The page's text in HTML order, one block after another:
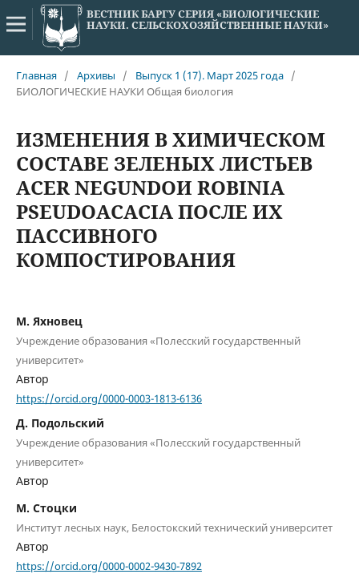
ВЕСТНИК БАРГУ СЕРИЯ «БИОЛОГИЧЕСКИЕ
НАУКИ. СЕЛЬСКОХОЗЯЙСТВЕННЫЕ НАУКИ»
Главная / Архивы / Выпуск 1 (17). Март 2025 года /
БИОЛОГИЧЕСКИЕ НАУКИ Общая биология
ИЗМЕНЕНИЯ В ХИМИЧЕСКОМ
СОСТАВЕ ЗЕЛЕНЫХ ЛИСТЬЕВ
ACER NEGUNDOИ ROBINIA
PSEUDOACACIA ПОСЛЕ ИХ
ПАССИВНОГО
КОМПОСТИРОВАНИЯ
М. Яхновец
Учреждение образования «Полесский государственный
университет»
Автор
https://orcid.org/0000-0003-1813-6136
Д. Подольский
Учреждение образования «Полесский государственный
университет»
Автор
М. Стоцки
Институт лесных наук, Белостокский технический университет
Автор
https://orcid.org/0000-0002-9430-7892